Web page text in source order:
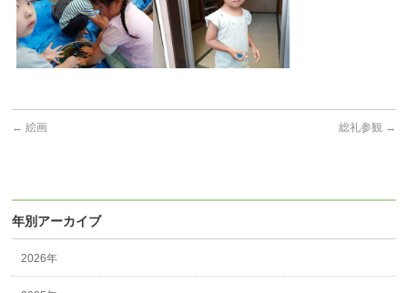
← 絵画 総礼参観 →
年別アーカイブ
2026年